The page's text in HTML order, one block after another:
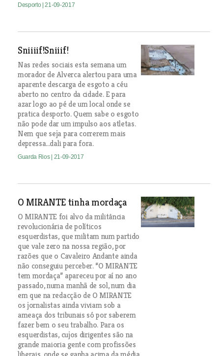
Desporto | 21-09-2017
Sniiiif!Sniiif!
Nas redes sociais esta semana um
morador de Alverca alertou para uma
aparente descarga de esgoto a céu
aberto no centro da cidade. E para
azar logo ao pé de um local onde se
pratica desporto. Quem sabe o esgoto
não pode dar um impulso aos atletas.
Nem que seja para correrem mais
depressa...dali para fora.
Guarda Rios | 21-09-2017
O MIRANTE tinha mordaça
O MIRANTE foi alvo da militância
revolucionária de políticos
esquerdistas, que militam num partido
que vale zero na nossa região, por
razões que o Cavaleiro Andante ainda
não conseguiu perceber. “O MIRANTE
tem mordaça” apareceu por aí no ano
passado, numa manhã de sol, num dia
em que na redacção de O MIRANTE
os jornalistas ainda viviam sob a
ameaça dos tribunais só por saberem
fazer bem o seu trabalho. Para os
esquerdistas, cujos dirigentes são na
grande maioria gente com profissões